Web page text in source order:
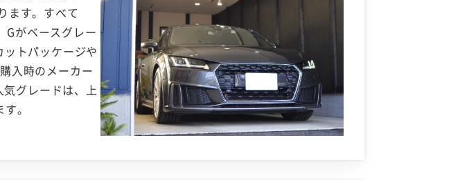
ます。すべて
Gがベースグレー
トパッケージや
入時のメーカー
グレードは、上
。